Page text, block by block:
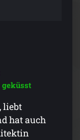
geküsst
liebt
hat auch